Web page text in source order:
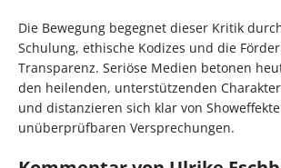
Die Bewegung begegnet dieser Kritik
Schulung, ethische Kodizes und die
Transparenz. Seriöse Medien betonen
den heilenden, unterstützenden
und distanzieren sich klar von
unüberprüfbaren Versprechungen.